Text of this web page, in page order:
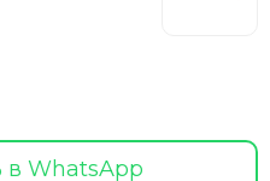
WhatsApp